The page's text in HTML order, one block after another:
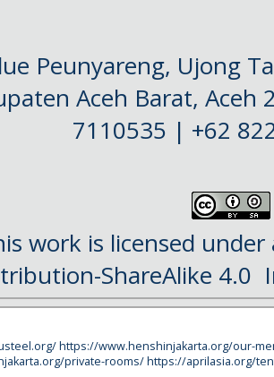
Peunyareng, Ujong
Aceh Barat, Aceh
7110535 | +62
work is licensed
ShareAlike 4.0
https://www.henshinjakarta.org/our-
private-rooms/https://aprilasia.org/